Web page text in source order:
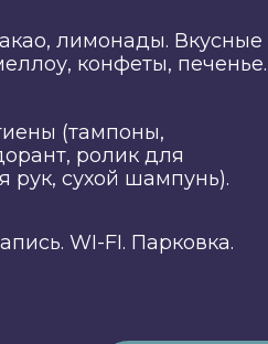
лимонады. Вкусные
конфеты, печенье.
(тампоны,
ролик для
сухой шампунь).
WI-FI. Парковка.